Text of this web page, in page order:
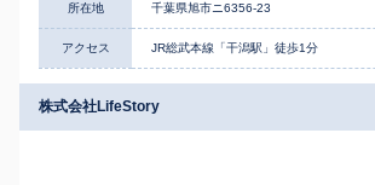
所在地 千葉県旭市ニ6356-23
アクセス JR総武本線「干潟駅」徒歩1分
株式会社LifeStory